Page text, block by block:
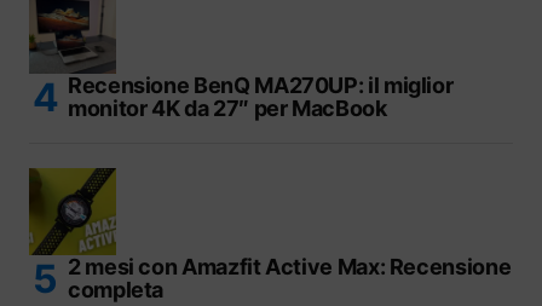
Recensione BenQ MA270UP: il miglior
monitor 4K da 27″ per MacBook
2 mesi con Amazfit Active Max: Recensione
completa